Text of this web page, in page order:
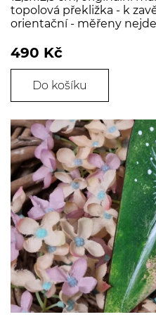
topolová překližka - k
orientační - měřeny
490 Kč
Do košíku